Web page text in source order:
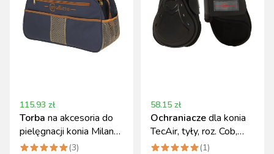
115.93 zł
Torba na akcesoria do
pielęgnacji konia Milano,
granatowy/beżowy
(3)
58.15 zł
Ochraniaczedla konia
TecAir, tyły, roz. Cob,
czarne, Covalliero
(1)